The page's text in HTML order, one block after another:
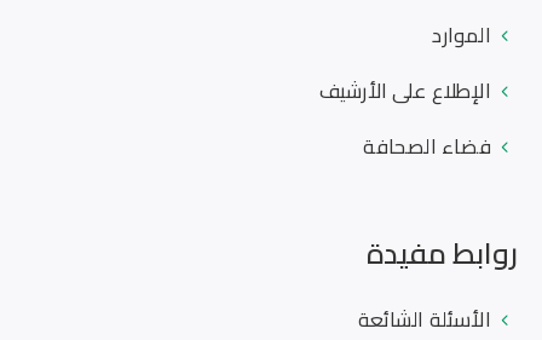
الموارد
الإطلاع على الأرشيف
فضاء الصحافة
روابط مفيدة
الأسئلة الشائعة